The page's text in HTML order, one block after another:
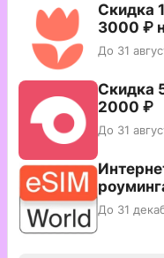
Скидка
3000 ₽
До 31
Скидка
2000 ₽
До 31
До 31